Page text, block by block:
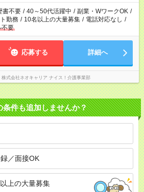
書不要 / 40～50代活躍中 / 副業・WワークOK /
勤務 / 10名以上の大量募集 / 電話対応なし /
不要
応募する 詳細へ
株式会社ネオキャリア ナイス！介護事業部
条件も追加しませんか？
／面接OK
上の大量募集